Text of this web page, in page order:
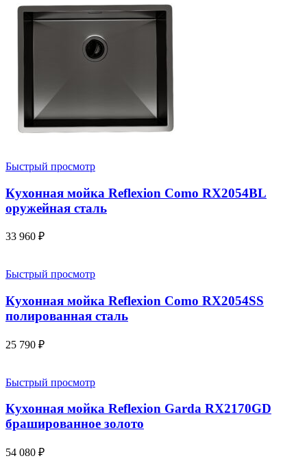
Быстрый просмотр
Кухонная мойка Reflexion Como RX2054BL
оружейная сталь
33 960 ₽
Быстрый просмотр
Кухонная мойка Reflexion Como RX2054SS
полированная сталь
25 790 ₽
Быстрый просмотр
Кухонная мойка Reflexion Garda RX2170GD
брашированное золото
54 080 ₽